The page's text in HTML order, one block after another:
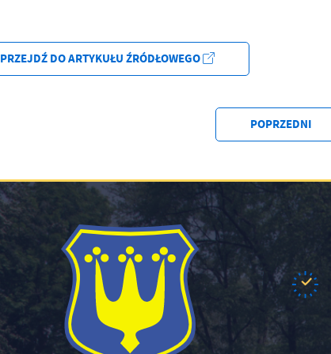
PRZEJDŹ DO ARTYKUŁU ŹRÓDŁOWEGO
POPRZEDNI